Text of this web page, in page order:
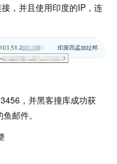
，并且使用印度的IP，连
，并黑客撞库成功获
邮件。